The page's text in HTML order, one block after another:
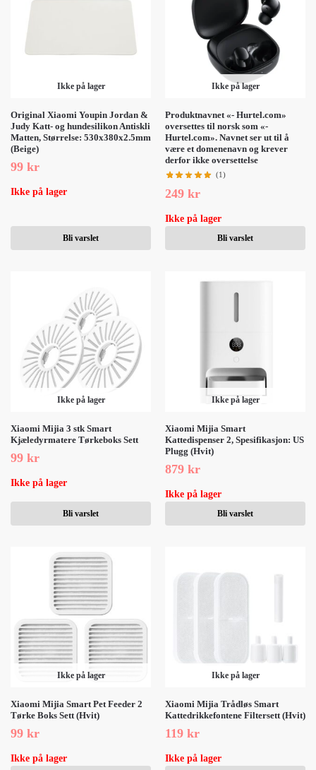
Ikke på lager
Original Xiaomi Youpin Jordan &
Judy Katt- og hundesilikon Antiskli
Matten, Størrelse: 530x380x2.5mm
(Beige)
99 kr
Ikke på lager
Bli varslet
Ikke på lager
Produktnavnet «- Hurtel.com»
oversettes til norsk som «-
Hurtel.com». Navnet ser ut til å
være et domenenavn og krever
derfor ikke oversettelse
(1)
249 kr
Ikke på lager
Bli varslet
Ikke på lager
Xiaomi Mijia 3 stk Smart
Kjæledyrmatere Tørkeboks Sett
99 kr
Ikke på lager
Bli varslet
Ikke på lager
Xiaomi Mijia Smart
Kattedispenser 2, Spesifikasjon: US
Plugg (Hvit)
879 kr
Ikke på lager
Bli varslet
Ikke på lager
Xiaomi Mijia Smart Pet Feeder 2
Tørke Boks Sett (Hvit)
99 kr
Ikke på lager
Ikke på lager
Xiaomi Mijia Trådløs Smart
Kattedrikkefontene Filtersett (Hvit)
119 kr
Ikke på lager